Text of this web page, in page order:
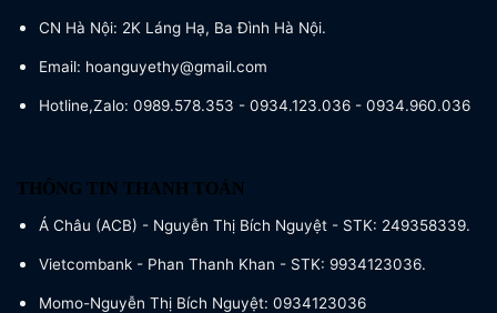
CN Hà Nội: 2K Láng Hạ, Ba Đình Hà Nội.
Email: hoanguyethy@gmail.com
Hotline,Zalo: 0989.578.353 - 0934.123.036 - 0934.960.036
THÔNG TIN THANH TOÁN
Á Châu (ACB) - Nguyễn Thị Bích Nguyệt - STK: 249358339.
Vietcombank - Phan Thanh Khan - STK: 9934123036.
Momo-Nguyễn Thị Bích Nguyệt: 0934123036